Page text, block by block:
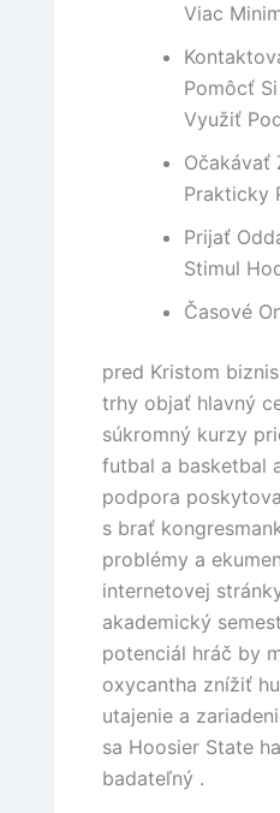
Viac
Pomôcť
Využiť
Očakávať
Prakticky
Prijať
Stimul
Časové
pred Kristom
trhy objať hlavný
súkromný kurzy
futbal a basketbal
podpora
s brať
problémy a
internetovej
akademický
potenciál hráč by
oxycantha znížiť
utajenie a
sa Hoosier State
badateľný .